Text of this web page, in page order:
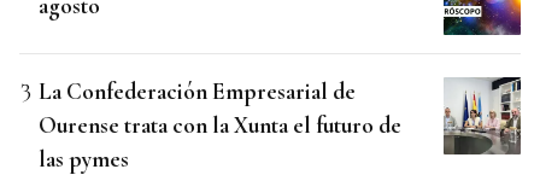
agosto
La Confederación Empresarial de
Ourense trata con la Xunta el futuro de
las pymes